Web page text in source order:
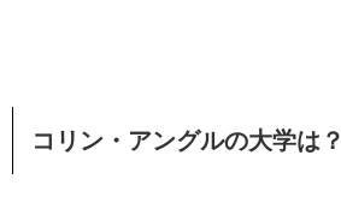
コリン・アングルの大学は？